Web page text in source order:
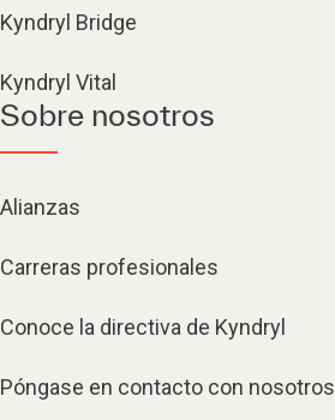
Kyndryl Bridge
Kyndryl Vital
Sobre nosotros
Alianzas
Carreras profesionales
Conoce la directiva de Kyndryl
Póngase en contacto con nosotros